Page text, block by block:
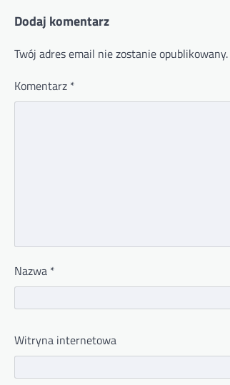
Dodaj komentarz
Twój adres email nie zostanie opublikowany.
Komentarz *
Nazwa *
Witryna internetowa